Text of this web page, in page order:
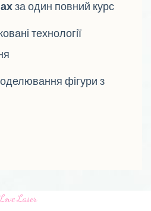
за один повний курс
технології
фігури з
Laser